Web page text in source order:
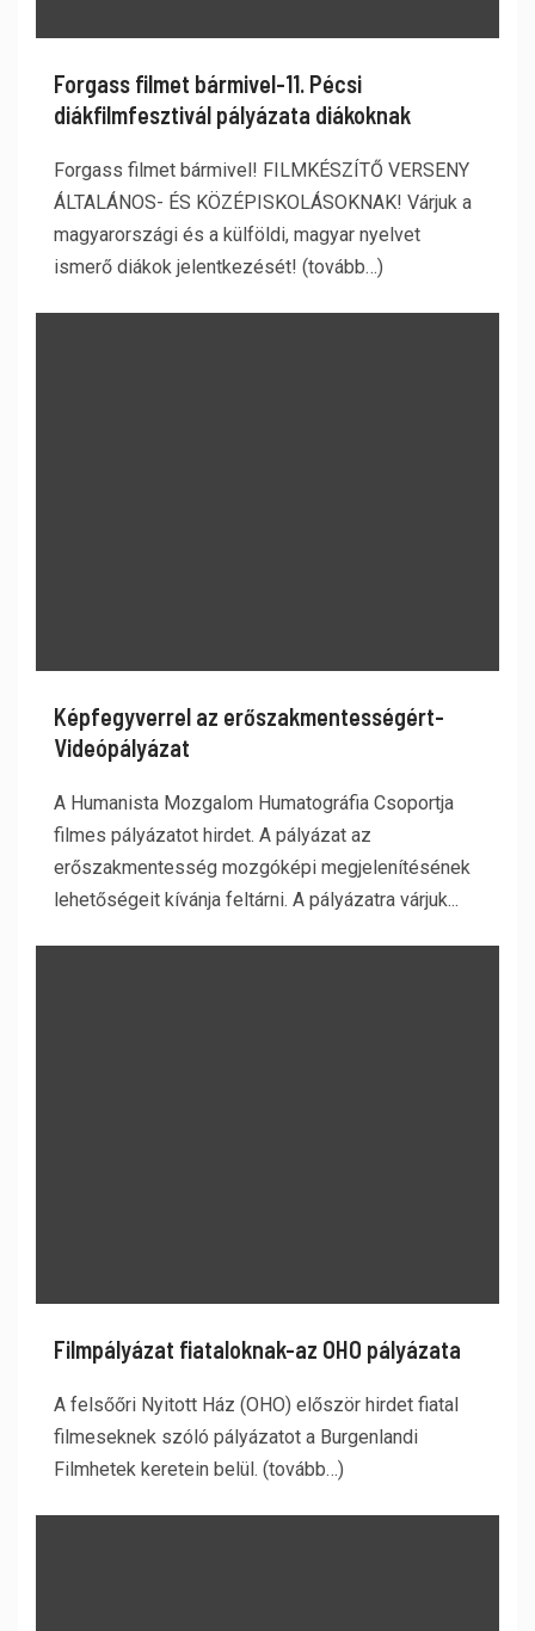
Forgass filmet bármivel-11. Pécsi
diákfilmfesztivál pályázata diákoknak
Forgass filmet bármivel! FILMKÉSZÍTŐ VERSENY
ÁLTALÁNOS- ÉS KÖZÉPISKOLÁSOKNAK! Várjuk a
magyarországi és a külföldi, magyar nyelvet
ismerő diákok jelentkezését! (tovább…)
Képfegyverrel az erőszakmentességért-
Videópályázat
A Humanista Mozgalom Humatográfia Csoportja
filmes pályázatot hirdet. A pályázat az
erőszakmentesség mozgóképi megjelenítésének
lehetőségeit kívánja feltárni. A pályázatra várjuk...
Filmpályázat fiataloknak-az OHO pályázata
A felsőőri Nyitott Ház (OHO) először hirdet fiatal
filmeseknek szóló pályázatot a Burgenlandi
Filmhetek keretein belül. (tovább…)